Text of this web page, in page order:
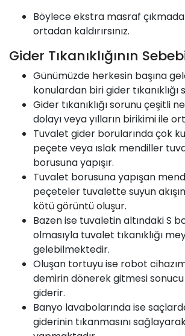
Böylece ekstra masraf çıkmadan
ortadan kaldırırsınız.
Gider Tıkanıklığının
Günümüzde herkesin başına
konulardan biri gider tıkanıklığı
Gider tıkanıklığı sorunu çeşitli
dolayı veya yılların birikimi ile
Tuvalet gider borularında çok
peçete veya ıslak mendiller
borusuna yapışır.
Tuvalet borusuna yapışan
peçeteler tuvalette suyun
kötü görüntü oluşur.
Bazen ise tuvaletin altındaki S
olmasıyla tuvalet tıkanıklığı
gelebilmektedir.
Oluşan tortuyu ise robot
demirin dönerek gitmesi sonucu
giderir.
Banyo lavabolarında ise
giderinin tıkanmasını